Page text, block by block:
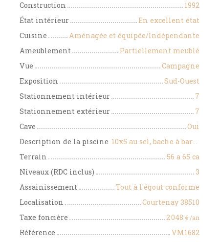
Construction
1992
État intérieur
En excellent état
Cuisine
Aménagée et équipée/Indépendante
Ameublement
Partiellement meublé
Vue
Campagne
Exposition
Sud-Ouest
Stationnement intérieur
7
Stationnement extérieur
7
Cave
Oui
Description de la piscine
10x5 au sel, bache à barre, margelle pierre de croatie
Terrain
56 a 65 ca
Niveaux (RDC inclus)
3
Assainissement
Tout à l'égout conforme
Localisation
Courtenay 38510
Taxe foncière
2 048 € /an
Référence VM1682